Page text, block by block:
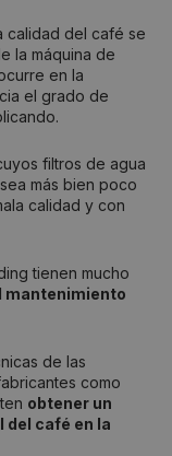
calidad del café se
la máquina de
en la
el grado de
filtros de agua
sea más bien poco
calidad y con
tienen mucho
mantenimiento
de las
como
obtener un
del café en la